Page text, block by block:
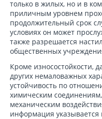
только в жилых, но и в
приличным уровнем
продолжительный срок
условиях он может
также разрешается
общественных
Кроме износостойкости,
других немаловажных
устойчивость по
химическим
механическим
информация указывается